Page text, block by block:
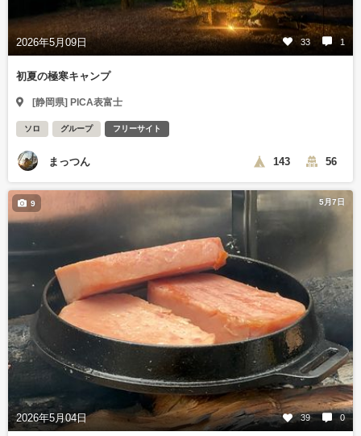
2026年5月09日 33 1
初夏の極寒キャンプ
[静岡県] PICA表富士
ソロ グループ フリーサイト
まっつん 143 56
5月7日
2026年5月04日 39 0
9